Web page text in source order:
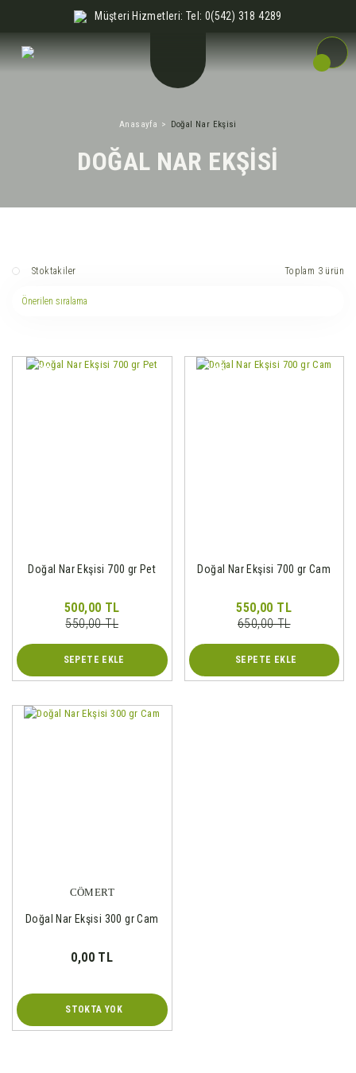
Müşteri Hizmetleri: Tel: 0(542) 318 4289
Anasayfa Doğal Nar Ekşisi
DOĞAL NAR EKŞISI
Stoktakiler Toplam 3 ürün
%9
Doğal Nar Ekşisi 700 gr Pet
500,00 TL
550,00 TL
SEPETE EKLE
%15
Doğal Nar Ekşisi 700 gr Cam
550,00 TL
650,00 TL
SEPETE EKLE
CÖMERT
Doğal Nar Ekşisi 300 gr Cam
0,00 TL
STOKTA YOK